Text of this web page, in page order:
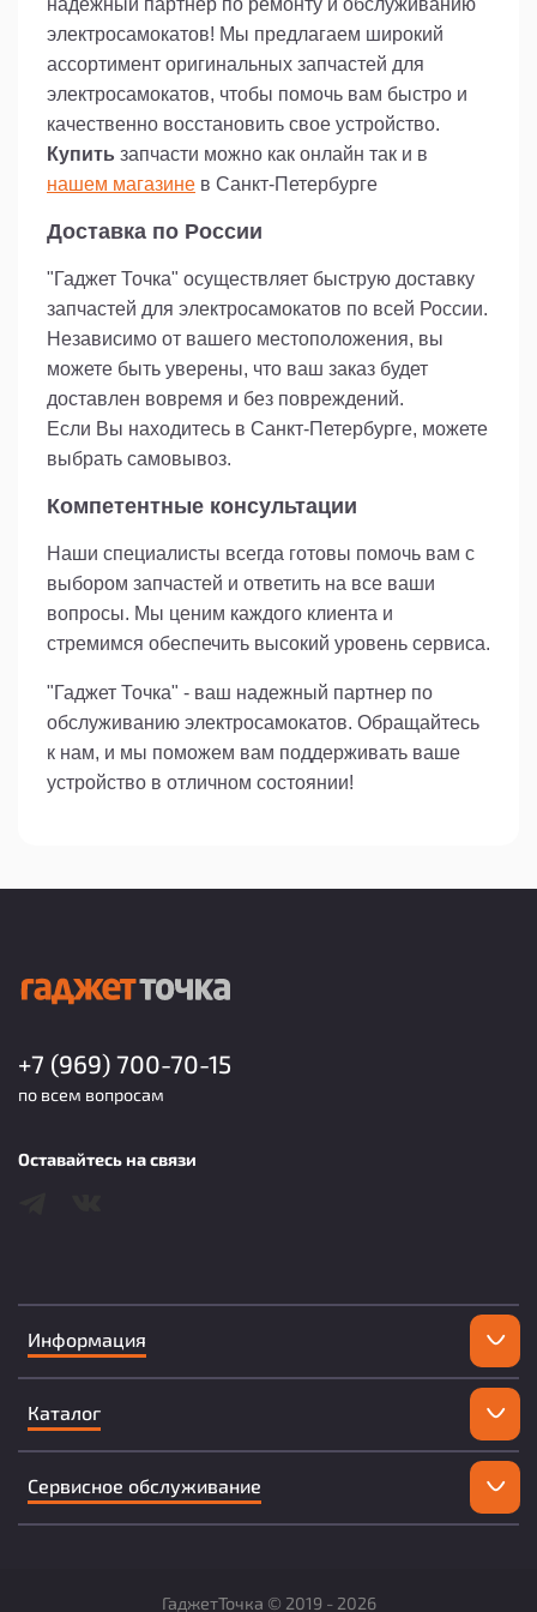
надежный партнер по ремонту и обслуживанию
электросамокатов! Мы предлагаем широкий
ассортимент оригинальных запчастей для
электросамокатов, чтобы помочь вам быстро и
качественно восстановить свое устройство.
Купить запчасти можно как онлайн так и в
нашем магазине в Санкт-Петербурге
Доставка по России
"Гаджет Точка" осуществляет быструю доставку
запчастей для электросамокатов по всей России.
Независимо от вашего местоположения, вы
можете быть уверены, что ваш заказ будет
доставлен вовремя и без повреждений.
Если Вы находитесь в Санкт-Петербурге, можете
выбрать самовывоз.
Компетентные консультации
Наши специалисты всегда готовы помочь вам с
выбором запчастей и ответить на все ваши
вопросы. Мы ценим каждого клиента и
стремимся обеспечить высокий уровень сервиса.
"Гаджет Точка" - ваш надежный партнер по
обслуживанию электросамокатов. Обращайтесь
к нам, и мы поможем вам поддерживать ваше
устройство в отличном состоянии!
Информация
Каталог
Сервисное обслуживание
+7 (969) 700-70-15
по всем вопросам
Оставайтесь на связи
ГаджетТочка © 2019 - 2026